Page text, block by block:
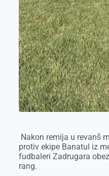
Nakon remija u revanš
protiv ekipe Banatul iz
fudbaleri Zadrugara
rang.